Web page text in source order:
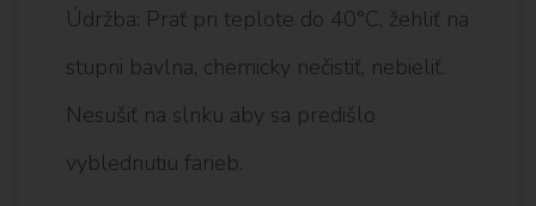
Údržba: Prať pri teplote do 40°C, žehliť na
stupni bavlna, chemicky nečistiť, nebieliť.
Nesušiť na slnku aby sa predišlo
vyblednutiu farieb.